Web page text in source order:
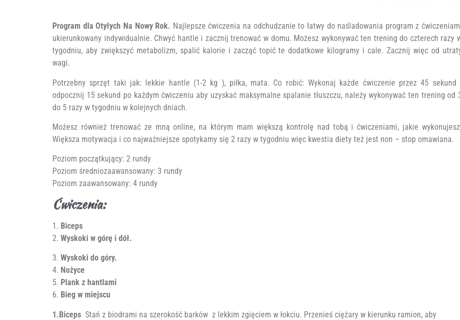
Program dla Otyłych Na Nowy Rok. Najlepsze ćwiczenia na odchudzanie to łatwy do naśladowania program z
ukierunkowany indywidualnie. Chwyć hantle i zacznij trenować w domu. Możesz wykonywać ten trening do czterech razy
tygodniu, aby zwiększyć metabolizm, spalić kalorie i zacząć topić te dodatkowe kilogramy i cale. Zacznij więc od
wagi.
Potrzebny sprzęt taki jak: lekkie hantle (1-2 kg ), piłka, mata. Co robić: Wykonaj każde ćwiczenie przez 45 sekund
odpocznij 15 sekund po każdym ćwiczeniu aby uzyskać maksymalne spalanie tłuszczu, należy wykonywać ten trening od
do 5 razy w tygodniu w kolejnych dniach.
Możesz również trenować ze mną online, na którym mam większą kontrolę nad tobą i ćwiczeniami, jakie
Większa motywacja i co najważniejsze spotykamy się 2 razy w tygodniu więc kwestia diety też jest non – stop omawiana.
Poziom początkujący: 2 rundy
Poziom średniozaawansowany: 3 rundy
Poziom zaawansowany: 4 rundy
Ćwiczenia:
1. Biceps
2. Wyskoki w górę i dół.
3. Wyskoki do góry.
4. Nożyce
5. Plank z hantlami
6. Bieg w miejscu
1.Biceps Stań z biodrami na szerokość barków z lekkim zgięciem w łokciu. Przenieś ciężary w kierunku ramion, aby